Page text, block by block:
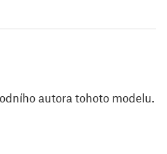
autora tohoto modelu.